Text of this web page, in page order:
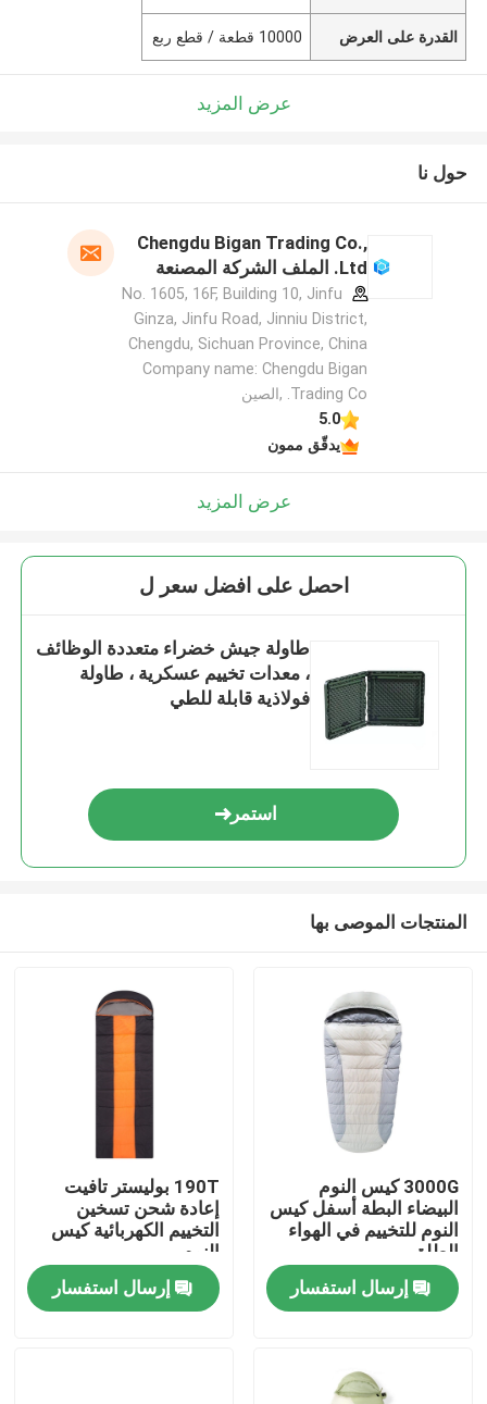
القدرة على العرض 10000 قطعة / قطع ربع
عرض المزيد
حول نا
Chengdu Bigan Trading Co.,
Ltd. الملف الشركة المصنعة
No. 1605, 16F, Building 10, Jinfu
Ginza, Jinfu Road, Jinniu District,
Chengdu, Sichuan Province, China
Company name: Chengdu Bigan
Trading Co. ,الصين
5.0
يدقّق ممون
عرض المزيد
احصل على افضل سعر ل
طاولة جيش خضراء متعددة الوظائف
، معدات تخييم عسكرية ، طاولة
فولاذية قابلة للطي
استمر
المنتجات الموصى بها
3000G كيس النوم
البيضاء البطة أسفل كيس
النوم للتخييم في الهواء
الطلق
إرسال استفسار
190T بوليستر تافيت
إعادة شحن تسخين
التخييم الكهربائية كيس
النوم
إرسال استفسار